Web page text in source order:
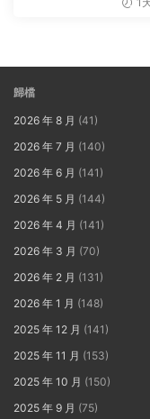
歸檔
2026 年 8 月 (41)
2026 年 7 月 (140)
2026 年 6 月 (141)
2026 年 5 月 (144)
2026 年 4 月 (141)
2026 年 3 月 (70)
2026 年 2 月 (131)
2026 年 1 月 (148)
2025 年 12 月 (141)
2025 年 11 月 (153)
2025 年 10 月 (150)
2025 年 9 月 (75)